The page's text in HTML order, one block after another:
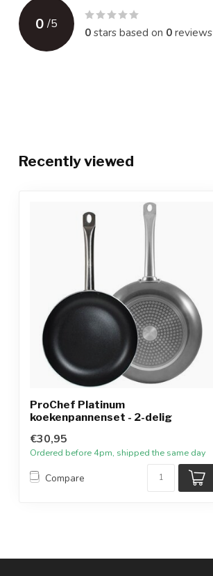
0 /5
0stars based on 0reviews
Recently viewed
ProChef Platinum
koekenpannenset - 2-delig
€30,95
Ordered before 4pm, shipped the same day
Compare